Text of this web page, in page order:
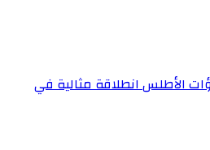
الأطلس انطلاقة مثالية في